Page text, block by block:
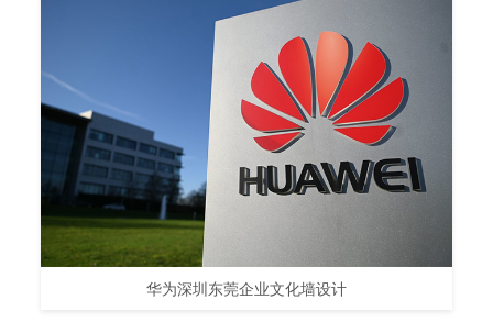
华为深圳东莞企业文化墙设计